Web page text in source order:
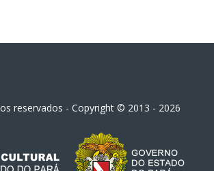
reservados - Copyright © 2013 - 2026